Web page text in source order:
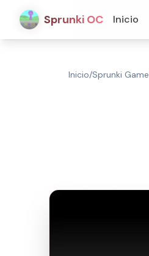
Sprunki OC Inicio
Inicio/Sprunki Game